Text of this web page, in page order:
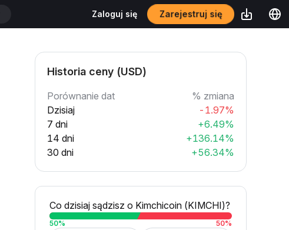
Zaloguj się Zarejestruj się
Historia ceny (USD)
Porównanie dat
% zmiana
Dzisiaj
-1.97%
7 dni
+6.49%
14 dni
+136.14%
30 dni
+56.34%
Co dzisiaj sądzisz o Kimchicoin (KIMCHI)?
50% 50%